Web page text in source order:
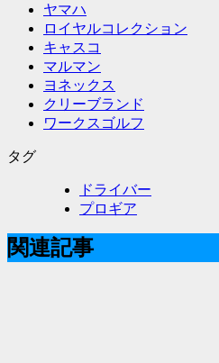
ヤマハ
ロイヤルコレクション
キャスコ
マルマン
ヨネックス
クリーブランド
ワークスゴルフ
タグ
ドライバー
プロギア
関連記事